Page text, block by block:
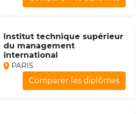
Institut technique supérieur
du management
international
PARIS
Comparer les diplômes